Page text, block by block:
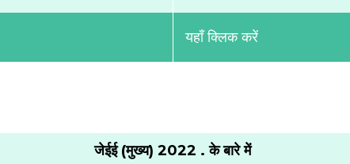
यहाँ क्लिक करें
जेईई (मुख्य) 2022 . के बारे में